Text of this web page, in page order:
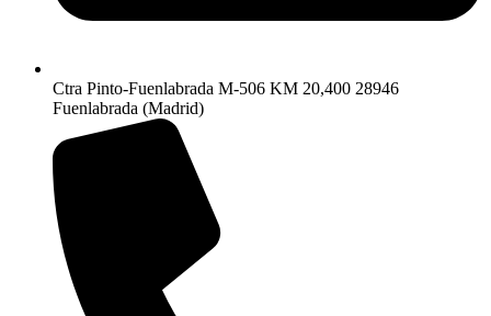
Ctra Pinto-Fuenlabrada M-506 KM 20,400 28946
Fuenlabrada (Madrid)